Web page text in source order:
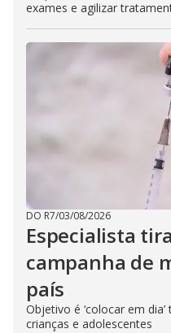
exames e agilizar
DO R7/03/08/2026
Especialista
campanha de
país
Objetivo é ‘colocar em
crianças e adolescentes